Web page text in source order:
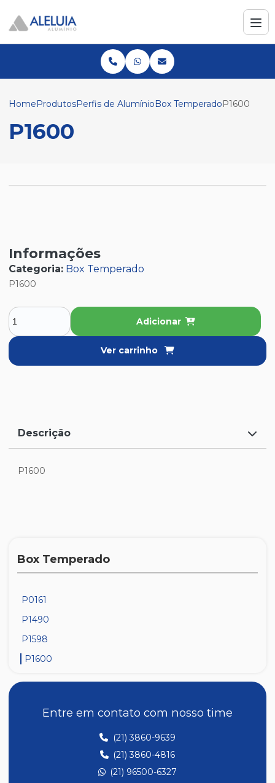
HomeProdutosPerfis de AlumínioBox TemperadoP1600
P1600
Informações
Categoria: Box Temperado
P1600
Adicionar
Ver carrinho
Descrição
P1600
Box Temperado
P0161
P1490
P1598
P1600
Entre em contato com nosso time
(21) 3860-9639
(21) 3860-4816
(21) 96500-6327